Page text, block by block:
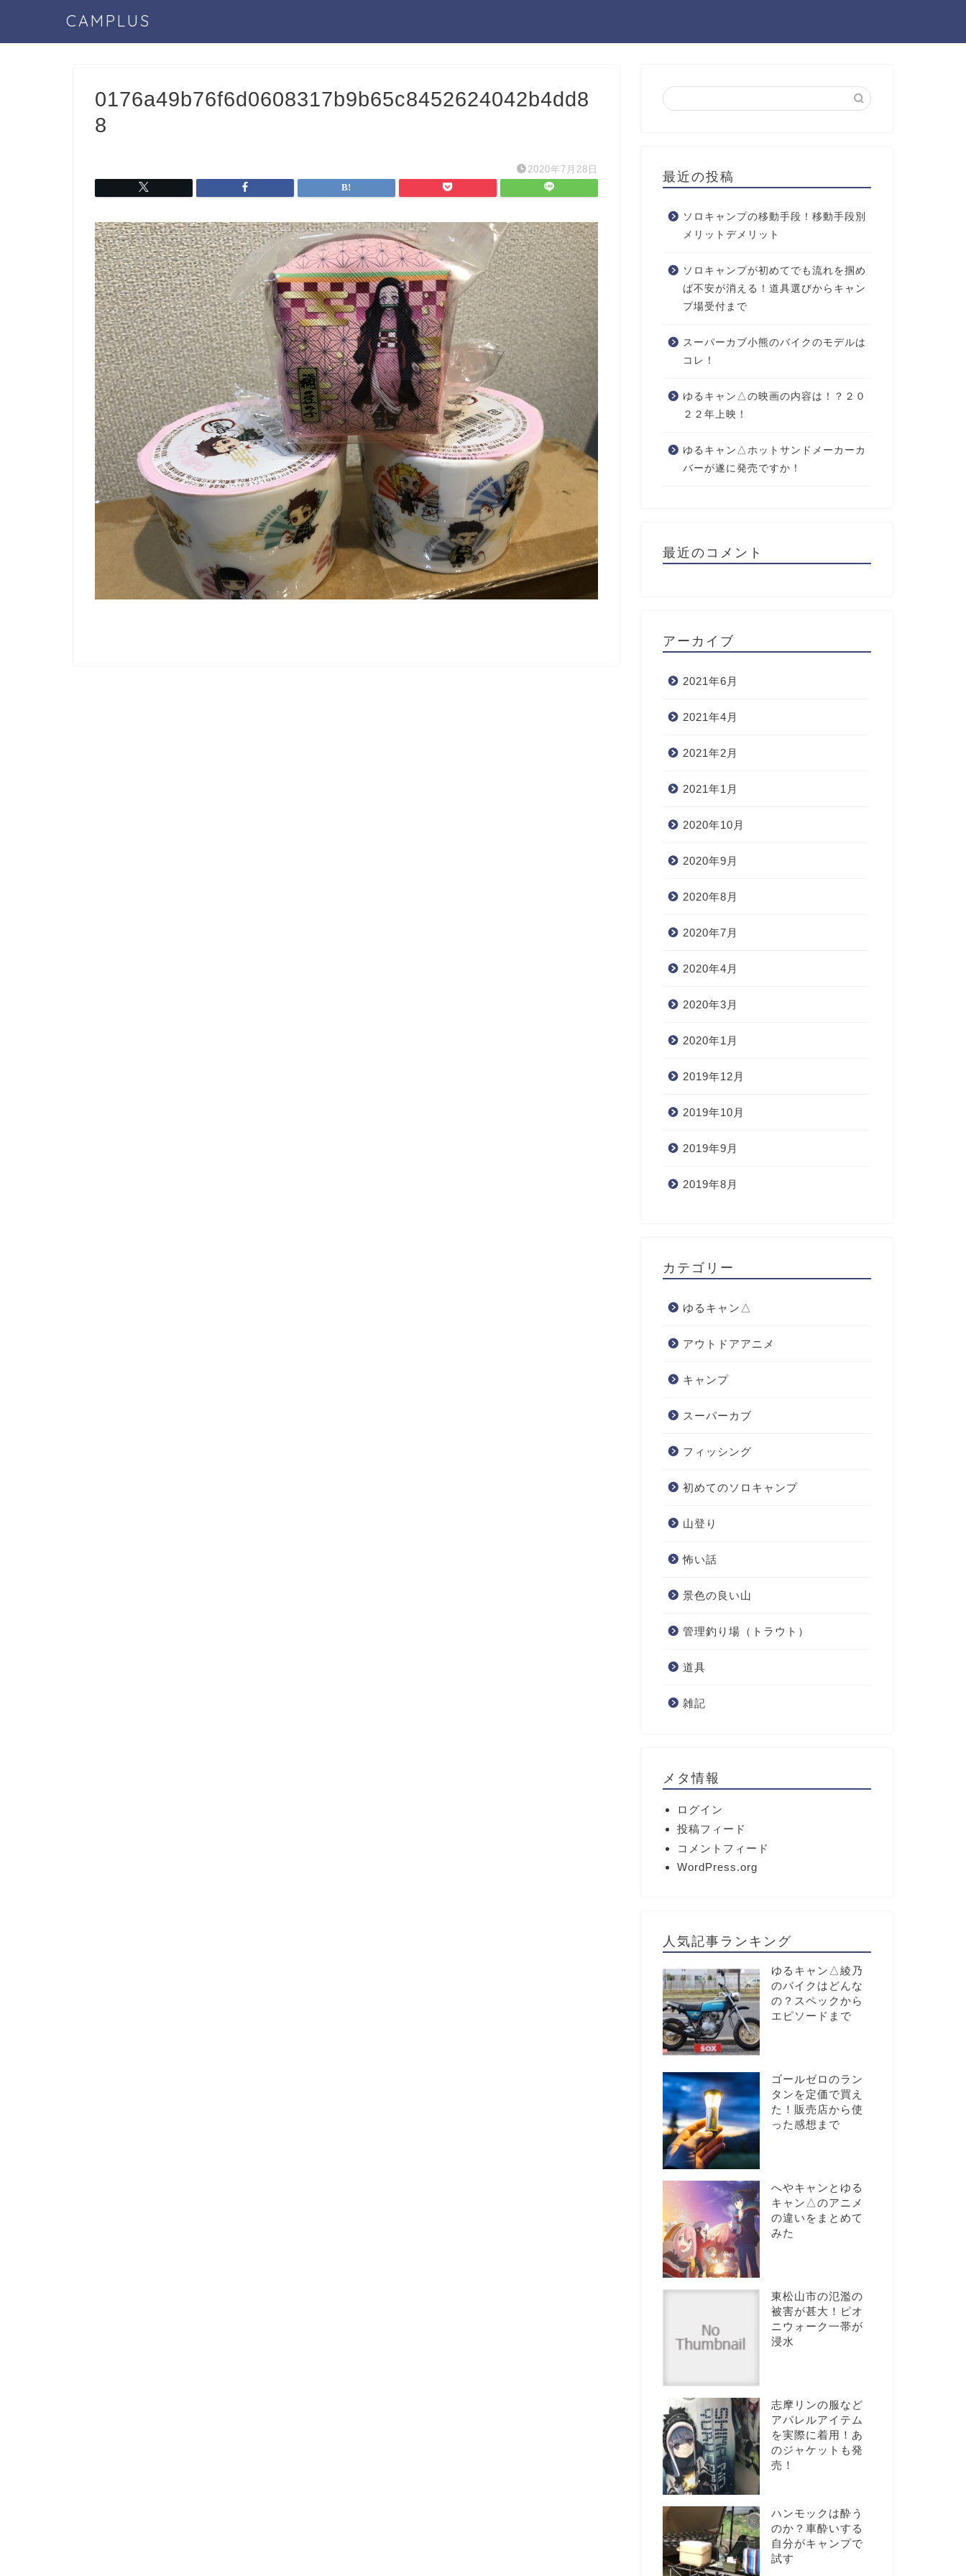
CAMPLUS
0176a49b76f6d0608317b9b65c8452624042b4dd8
8
2020年7月28日 最近の投稿
ソロキャンプの移動手段！移動手段別
メリットデメリット
ソロキャンプが初めてでも流れを掴め
ば不安が消える！道具選びからキャン
プ場受付まで
スーパーカブ小熊のバイクのモデルは
コレ！
ゆるキャン△の映画の内容は！？２０
２２年上映！
ゆるキャン△ホットサンドメーカーカ
バーが遂に発売ですか！
最近のコメント
アーカイブ
2021年6月
2021年4月
2021年2月
2021年1月
2020年10月
2020年9月
2020年8月
2020年7月
2020年4月
2020年3月
2020年1月
2019年12月
2019年10月
2019年9月
2019年8月
カテゴリー
ゆるキャン△
アウトドアアニメ
キャンプ
スーパーカブ
フィッシング
初めてのソロキャンプ
山登り
怖い話
景色の良い山
管理釣り場（トラウト）
道具
雑記
メタ情報
ログイン
投稿フィード
コメントフィード
WordPress.org
人気記事ランキング
ゆるキャン△綾乃
のバイクはどんな
の？スペックから
エピソードまで
ゴールゼロのラン
タンを定価で買え
た！販売店から使
った感想まで
へやキャンとゆる
キャン△のアニメ
の違いをまとめて
みた
東松山市の氾濫の
被害が甚大！ピオ
ニウォーク一帯が
浸水
志摩リンの服など
アパレルアイテム
を実際に着用！あ
のジャケットも発
売！
ハンモックは酔う
のか？車酔いする
自分がキャンプで
試す